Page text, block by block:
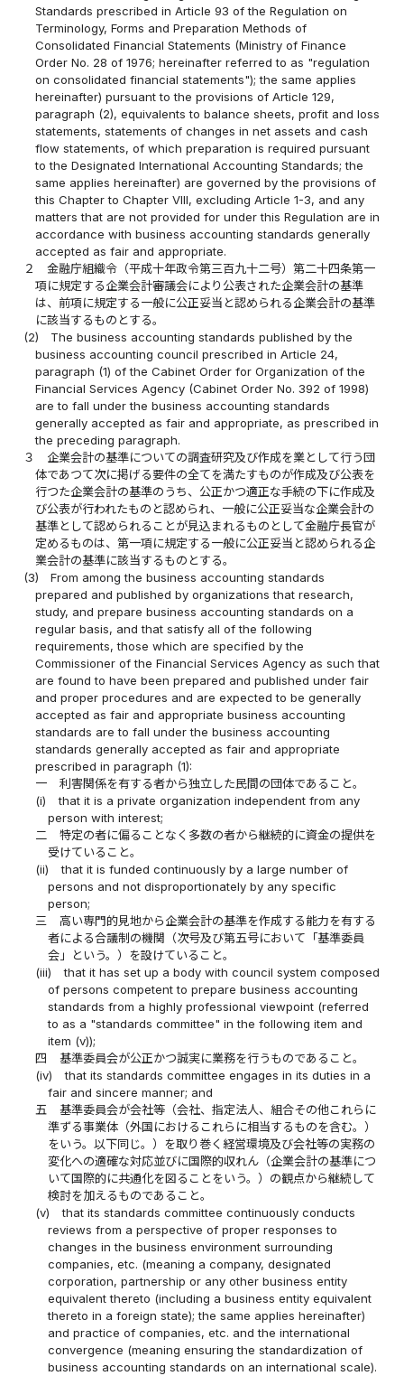
Standards prescribed in Article 93 of the Regulation on
Terminology, Forms and Preparation Methods of
Consolidated Financial Statements (Ministry of Finance
Order No. 28 of 1976; hereinafter referred to as "regulation
on consolidated financial statements"); the same applies
hereinafter) pursuant to the provisions of Article 129,
paragraph (2), equivalents to balance sheets, profit and loss
statements, statements of changes in net assets and cash
flow statements, of which preparation is required pursuant
to the Designated International Accounting Standards; the
same applies hereinafter) are governed by the provisions of
this Chapter to Chapter VIII, excluding Article 1-3, and any
matters that are not provided for under this Regulation are in
accordance with business accounting standards generally
accepted as fair and appropriate.
２
金融庁組織令（平成十年政令第三百九十二号）第二十四条第一
項に規定する企業会計審議会により公表された企業会計の基準
は、前項に規定する一般に公正妥当と認められる企業会計の基準
に該当するものとする。
(2)
The business accounting standards published by the
business accounting council prescribed in Article 24,
paragraph (1) of the Cabinet Order for Organization of the
Financial Services Agency (Cabinet Order No. 392 of 1998)
are to fall under the business accounting standards
generally accepted as fair and appropriate, as prescribed in
the preceding paragraph.
３
企業会計の基準についての調査研究及び作成を業として行う団
体であつて次に掲げる要件の全てを満たすものが作成及び公表を
行つた企業会計の基準のうち、公正かつ適正な手続の下に作成及
び公表が行われたものと認められ、一般に公正妥当な企業会計の
基準として認められることが見込まれるものとして金融庁長官が
定めるものは、第一項に規定する一般に公正妥当と認められる企
業会計の基準に該当するものとする。
(3)
From among the business accounting standards
prepared and published by organizations that research,
study, and prepare business accounting standards on a
regular basis, and that satisfy all of the following
requirements, those which are specified by the
Commissioner of the Financial Services Agency as such that
are found to have been prepared and published under fair
and proper procedures and are expected to be generally
accepted as fair and appropriate business accounting
standards are to fall under the business accounting
standards generally accepted as fair and appropriate
prescribed in paragraph (1):
一
利害関係を有する者から独立した民間の団体であること。
(i)
that it is a private organization independent from any
person with interest;
二
特定の者に偏ることなく多数の者から継続的に資金の提供を
受けていること。
(ii)
that it is funded continuously by a large number of
persons and not disproportionately by any specific
person;
三
高い専門的見地から企業会計の基準を作成する能力を有する
者による合議制の機関（次号及び第五号において「基準委員
会」という。）を設けていること。
(iii)
that it has set up a body with council system composed
of persons competent to prepare business accounting
standards from a highly professional viewpoint (referred
to as a "standards committee" in the following item and
item (v));
四
基準委員会が公正かつ誠実に業務を行うものであること。
(iv)
that its standards committee engages in its duties in a
fair and sincere manner; and
五
基準委員会が会社等（会社、指定法人、組合その他これらに
準ずる事業体（外国におけるこれらに相当するものを含む。）
をいう。以下同じ。）を取り巻く経営環境及び会社等の実務の
変化への適確な対応並びに国際的収れん（企業会計の基準につ
いて国際的に共通化を図ることをいう。）の観点から継続して
検討を加えるものであること。
(v)
that its standards committee continuously conducts
reviews from a perspective of proper responses to
changes in the business environment surrounding
companies, etc. (meaning a company, designated
corporation, partnership or any other business entity
equivalent thereto (including a business entity equivalent
thereto in a foreign state); the same applies hereinafter)
and practice of companies, etc. and the international
convergence (meaning ensuring the standardization of
business accounting standards on an international scale).